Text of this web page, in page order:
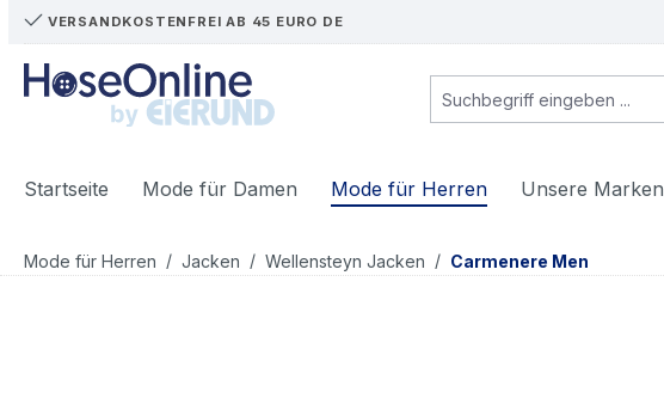
Hauptinhalt springen
Zur Suche springen
Zur Hauptnavigation springen
VERSANDKOSTENFREI AB 45 EURO DE
Startseite Mode für Damen Mode für Herren Unsere Marken
Mode für Herren / Jacken / Wellensteyn Jacken / Carmenere Men